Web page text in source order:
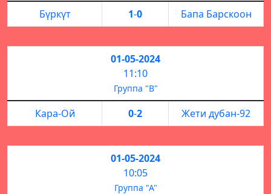
Бүркүт 1-0 Бапа Барскоон
01-05-2024
11:10
Группа "В"
Кара-Ой 0-2 Жети дубан-92
01-05-2024
10:05
Группа "А"